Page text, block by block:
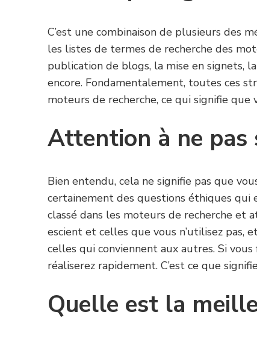
C’est une combinaison de plusieurs des
les listes de termes de recherche des
publication de blogs, la mise en signets,
encore. Fondamentalement, toutes ces
moteurs de recherche, ce qui signifie
Attention à ne pas
Bien entendu, cela ne signifie pas que
certainement des questions éthiques
classé dans les moteurs de recherche et
escient et celles que vous n’utilisez pas,
celles qui conviennent aux autres. Si
réaliserez rapidement. C’est ce que
Quelle est la